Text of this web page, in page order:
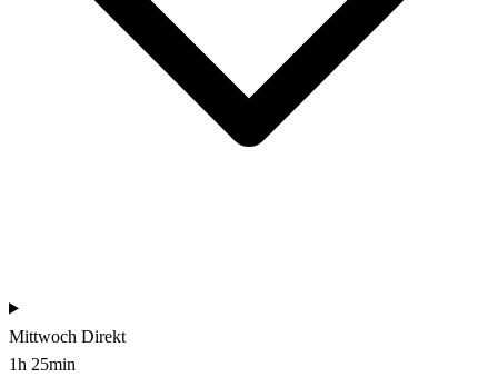
Mittwoch Direkt
1h 25min